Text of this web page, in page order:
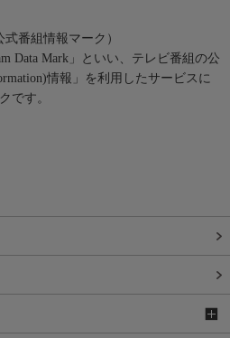
番組情報マーク）
Data Mark」といい、テレビ番組の公
情報」を利用したサービスに
です。